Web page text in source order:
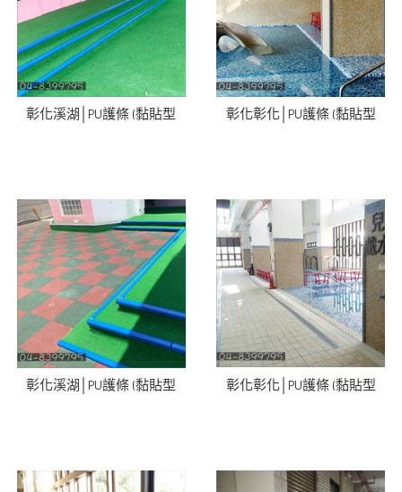
彰化溪湖│PU護條 (黏貼型 彰化彰化│PU護條 (黏貼型
彰化溪湖│PU護條 (黏貼型 彰化彰化│PU護條 (黏貼型